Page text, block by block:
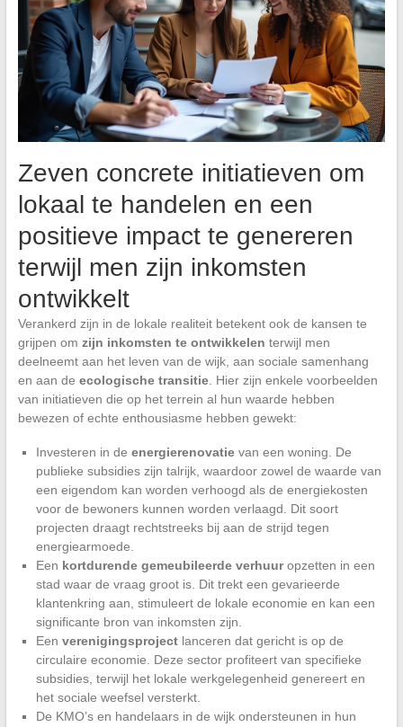
Zeven concrete initiatieven om
lokaal te handelen en een
positieve impact te genereren
terwijl men zijn inkomsten
ontwikkelt
Verankerd zijn in de lokale realiteit betekent ook de kansen te
grijpen om zijn inkomsten te ontwikkelen terwijl men
deelneemt aan het leven van de wijk, aan sociale samenhang
en aan de ecologische transitie. Hier zijn enkele voorbeelden
van initiatieven die op het terrein al hun waarde hebben
bewezen of echte enthousiasme hebben gewekt:
Investeren in de energierenovatievan een woning. De
publieke subsidies zijn talrijk, waardoor zowel de waarde van
een eigendom kan worden verhoogd als de energiekosten
voor de bewoners kunnen worden verlaagd. Dit soort
projecten draagt rechtstreeks bij aan de strijd tegen
energiearmoede.
Een kortdurende gemeubileerde verhuuropzetten in een
stad waar de vraag groot is. Dit trekt een gevarieerde
klantenkring aan, stimuleert de lokale economie en kan een
significante bron van inkomsten zijn.
Een verenigingsprojectlanceren dat gericht is op de
circulaire economie. Deze sector profiteert van specifieke
subsidies, terwijl het lokale werkgelegenheid genereert en
het sociale weefsel versterkt.
De KMO’s en handelaars in de wijk ondersteunen in hun